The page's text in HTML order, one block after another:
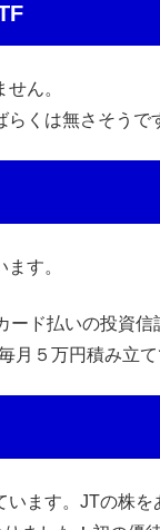
ん。
くは無さそうで
す。
ード払いの投資信
月５万円積み立て
います。JTの株を